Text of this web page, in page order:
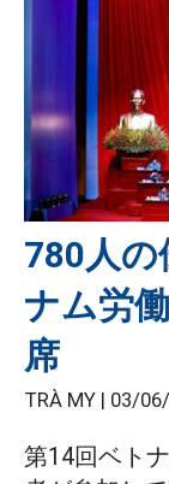
780人の
ナム労
席
TRÀ MY | 03/
第14回ベト